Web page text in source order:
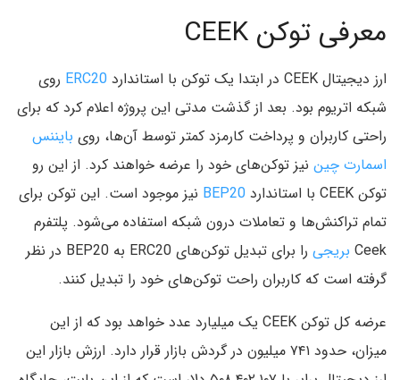
معرفی توکن CEEK
ارز دیجیتال CEEK در ابتدا یک توکن با استاندارد ERC20 روی
شبکه اتریوم بود. بعد از گذشت مدتی این پروژه اعلام کرد که برای
راحتی کاربران و پرداخت کارمزد کمتر توسط آن‌ها، روی بایننس
اسمارت چین نیز توکن‌های خود را عرضه خواهند کرد. از این رو
توکن CEEK با استاندارد
BEP20 نیز موجود است. این توکن برای
تمام تراکنش‌ها و تعاملات درون شبکه استفاده می‌شود. پلتفرم
Ceek بریجی
را برای تبدیل توکن‌های ERC20 به BEP20 در نظر
گرفته است که کاربران راحت توکن‌های خود را تبدیل کنند.
عرضه کل توکن CEEK یک میلیارد عدد خواهد بود که از این
میزان، حدود ۷۴۱ میلیون در گردش بازار قرار دارد. ارزش بازار این